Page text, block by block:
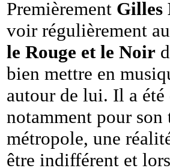
Premièrement Gilles
voir régulièrement
le Rouge et le Noir
bien mettre en
autour de lui. Il a été
notamment pour son
métropole, une
être indifférent et